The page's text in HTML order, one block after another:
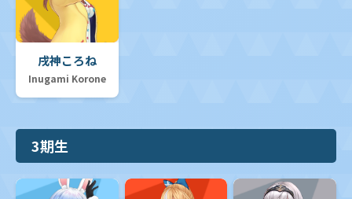
戌神ころね
Inugami Korone
3期生